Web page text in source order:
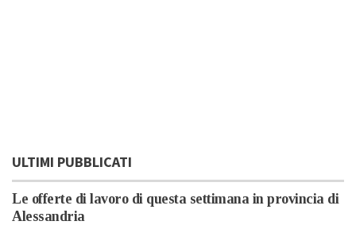
ULTIMI PUBBLICATI
Le offerte di lavoro di questa settimana in provincia di
Alessandria